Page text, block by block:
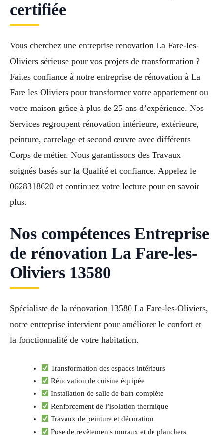
certifiée
Vous cherchez une entreprise renovation La Fare-les-
Oliviers sérieuse pour vos projets de transformation ?
Faites confiance à notre entreprise de rénovation à La
Fare les Oliviers pour transformer votre appartement ou
votre maison grâce à plus de 25 ans d’expérience. Nos
Services regroupent rénovation intérieure, extérieure,
peinture, carrelage et second œuvre avec différents
Corps de métier. Nous garantissons des Travaux
soignés basés sur la Qualité et confiance. Appelez le
0628318620 et continuez votre lecture pour en savoir
plus.
Nos compétences Entreprise
de rénovation La Fare-les-
Oliviers 13580
Spécialiste de la rénovation 13580 La Fare-les-Oliviers,
notre entreprise intervient pour améliorer le confort et
la fonctionnalité de votre habitation.
Transformation des espaces intérieurs
Rénovation de cuisine équipée
Installation de salle de bain complète
Renforcement de l’isolation thermique
Travaux de peinture et décoration
Pose de revêtements muraux et de planchers